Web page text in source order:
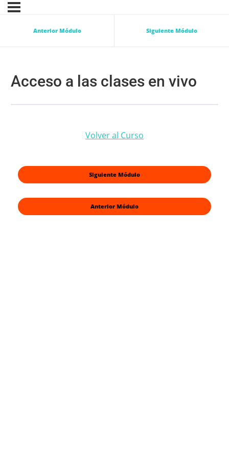
Anterior Módulo Siguiente Módulo
Acceso a las clases en vivo
Anterior Módulo
Volver al Curso
Siguiente Módulo